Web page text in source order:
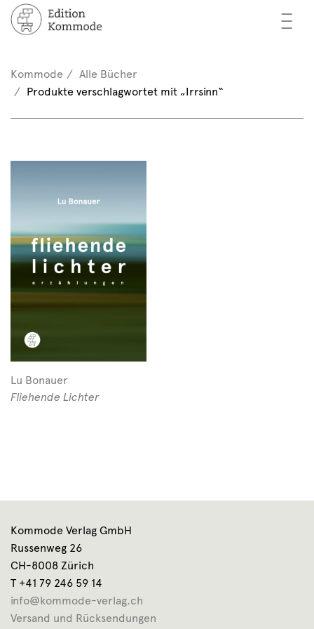
—
—
—
/ Registrieren
(0)
Kommode
Alle Bücher
Produkte verschlagwortet mit „Irrsinn“
Lu Bonauer
Fliehende Lichter
Kommode Verlag GmbH
Russenweg 26
CH-8008 Zürich
T +41 79 246 59 14
info@kommode-verlag.ch
Versand und Rücksendungen